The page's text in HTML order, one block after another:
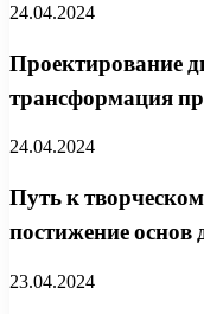
24.04.2024
Проектирование
трансформация
24.04.2024
Путь к
постижение основ
23.04.2024